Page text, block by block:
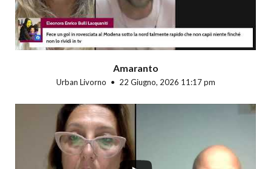
Amaranto
Urban Livorno 22 Giugno, 2026 11:17 pm